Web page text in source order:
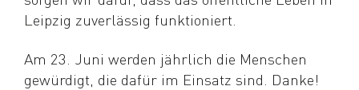
Leipzig zuverlässig funktioniert.
Am 23. Juni werden jährlich die Menschen
gewürdigt, die dafür im Einsatz sind. Danke!